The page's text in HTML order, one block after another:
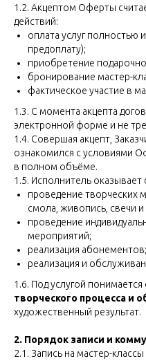
1.2. Акцептом Оферты
действий:
оплата услуг полностью
предоплату);
приобретение
бронирование мастер-
фактическое участие в
1.3. С момента акцепта
электронной форме и не
1.4. Совершая акцепт,
ознакомился с условиями
в полном объёме.
1.5. Исполнитель оказывает
проведение творческих
смола, живопись, свечи
проведение
мероприятий;
реализация абонементов;
реализация и
1.6. Под услугой понимается
творческого процесса и
художественный результат.
2. Порядок записи и
2.1. Запись на мастер-